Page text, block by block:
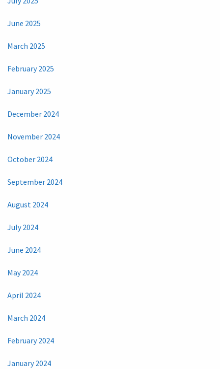
June 2025
March 2025
February 2025
January 2025
December 2024
November 2024
October 2024
September 2024
August 2024
July 2024
June 2024
May 2024
April 2024
March 2024
February 2024
January 2024